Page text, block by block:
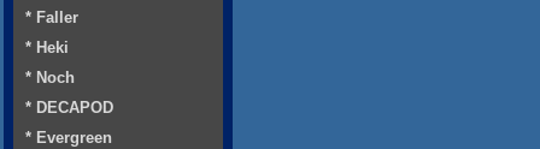
* Faller
* Heki
* Noch
* DECAPOD
* Evergreen